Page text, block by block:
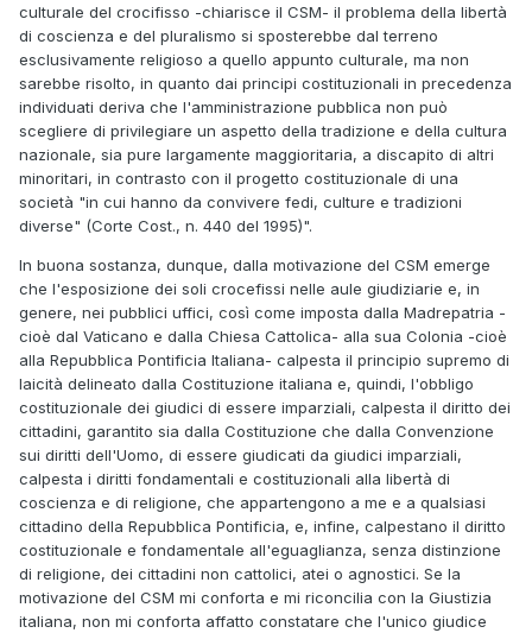
culturale del crocifisso -chiarisce il CSM- il problema della libertà
di coscienza e del pluralismo si sposterebbe dal terreno
esclusivamente religioso a quello appunto culturale, ma non
sarebbe risolto, in quanto dai principi costituzionali in precedenza
individuati deriva che l'amministrazione pubblica non può
scegliere di privilegiare un aspetto della tradizione e della cultura
nazionale, sia pure largamente maggioritaria, a discapito di altri
minoritari, in contrasto con il progetto costituzionale di una
società "in cui hanno da convivere fedi, culture e tradizioni
diverse" (Corte Cost., n. 440 del 1995)".
In buona sostanza, dunque, dalla motivazione del CSM emerge
che l'esposizione dei soli crocefissi nelle aule giudiziarie e, in
genere, nei pubblici uffici, così come imposta dalla Madrepatria -
cioè dal Vaticano e dalla Chiesa Cattolica- alla sua Colonia -cioè
alla Repubblica Pontificia Italiana- calpesta il principio supremo di
laicità delineato dalla Costituzione italiana e, quindi, l'obbligo
costituzionale dei giudici di essere imparziali, calpesta il diritto dei
cittadini, garantito sia dalla Costituzione che dalla Convenzione
sui diritti dell'Uomo, di essere giudicati da giudici imparziali,
calpesta i diritti fondamentali e costituzionali alla libertà di
coscienza e di religione, che appartengono a me e a qualsiasi
cittadino della Repubblica Pontificia, e, infine, calpestano il diritto
costituzionale e fondamentale all'eguaglianza, senza distinzione
di religione, dei cittadini non cattolici, atei o agnostici. Se la
motivazione del CSM mi conforta e mi riconcilia con la Giustizia
italiana, non mi conforta affatto constatare che l'unico giudice